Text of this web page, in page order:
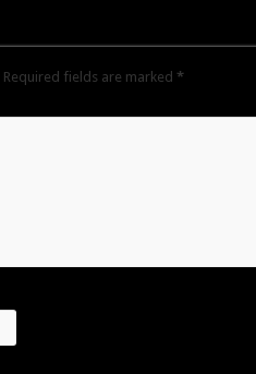
Required fields are marked *